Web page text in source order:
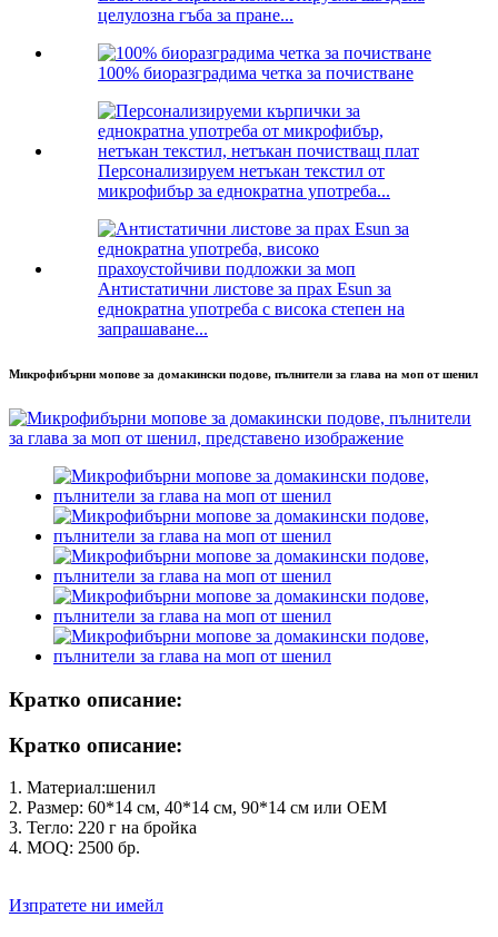
целулозна гъба за пране...
100% биоразградима четка за почистване
Персонализируем нетъкан текстил от
микрофибър за еднократна употреба...
Антистатични листове за прах Esun за
еднократна употреба с висока степен на
запрашаване...
Микрофибърни мопове за домакински подове, пълнители за глава на моп от шенил
Кратко описание:
Кратко описание:
1. Материал:шенил
2. Размер: 60*14 см, 40*14 см, 90*14 см или OEM
3. Тегло: 220 г на бройка
4. MOQ: 2500 бр.
Изпратете ни имейл